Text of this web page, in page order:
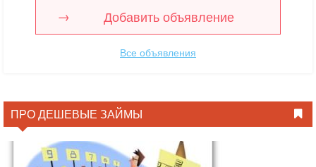
Добавить объявление
Все объявления
ПРО ДЕШЕВЫЕ ЗАЙМЫ